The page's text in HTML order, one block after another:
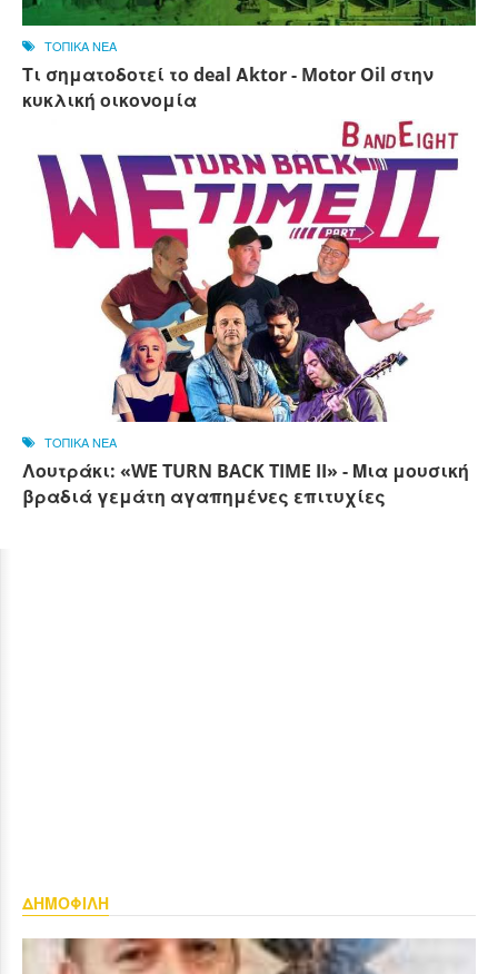
ΤΟΠΙΚΑ ΝΕΑ
Τι σηματοδοτεί το deal Αktor - Motor Oil στην
κυκλική οικονομία
ΤΟΠΙΚΑ ΝΕΑ
Λουτράκι: «WE TURN BACK TIME II» - Μια μουσική
βραδιά γεμάτη αγαπημένες επιτυχίες
ΔΗΜΟΦΙΛΗ